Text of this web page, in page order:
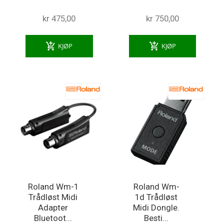
kr 475,00
add_shopping_cart KJØP
kr 750,00
add_shopping_cart KJØP
Roland Wm-1
Trådløst Midi
Adapter
Bluetoot...
Roland Wm-
1d Trådløst
Midi Dongle.
Besti...